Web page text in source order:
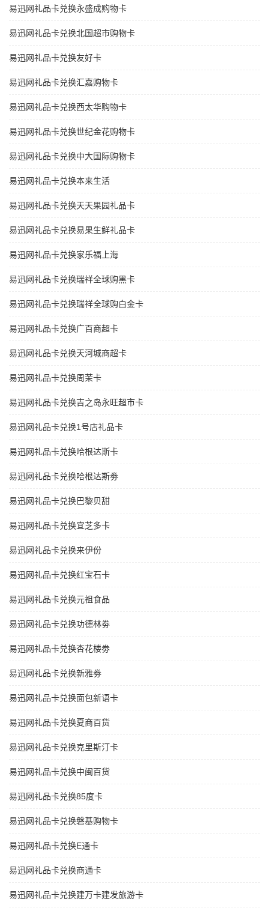
易迅网礼品卡兑换永盛成购物卡
易迅网礼品卡兑换北国超市购物卡
易迅网礼品卡兑换友好卡
易迅网礼品卡兑换汇嘉购物卡
易迅网礼品卡兑换西太华购物卡
易迅网礼品卡兑换世纪金花购物卡
易迅网礼品卡兑换中大国际购物卡
易迅网礼品卡兑换本来生活
易迅网礼品卡兑换天天果园礼品卡
易迅网礼品卡兑换易果生鲜礼品卡
易迅网礼品卡兑换家乐福上海
易迅网礼品卡兑换瑞祥全球购黑卡
易迅网礼品卡兑换瑞祥全球购白金卡
易迅网礼品卡兑换广百商超卡
易迅网礼品卡兑换天河城商超卡
易迅网礼品卡兑换周茉卡
易迅网礼品卡兑换吉之岛永旺超市卡
易迅网礼品卡兑换1号店礼品卡
易迅网礼品卡兑换哈根达斯卡
易迅网礼品卡兑换哈根达斯劵
易迅网礼品卡兑换巴黎贝甜
易迅网礼品卡兑换宜芝多卡
易迅网礼品卡兑换来伊份
易迅网礼品卡兑换红宝石卡
易迅网礼品卡兑换元祖食品
易迅网礼品卡兑换功德林劵
易迅网礼品卡兑换杏花楼劵
易迅网礼品卡兑换新雅劵
易迅网礼品卡兑换面包新语卡
易迅网礼品卡兑换夏商百货
易迅网礼品卡兑换克里斯汀卡
易迅网礼品卡兑换中闽百货
易迅网礼品卡兑换85度卡
易迅网礼品卡兑换磐基购物卡
易迅网礼品卡兑换E通卡
易迅网礼品卡兑换商通卡
易迅网礼品卡兑换建万卡建发旅游卡